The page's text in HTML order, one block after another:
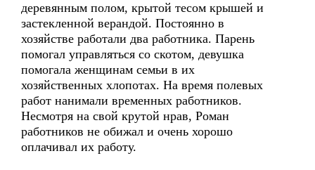
деревянным полом, крытой тесом крышей и
застекленной верандой. Постоянно в
хозяйстве работали два работника. Парень
помогал управляться со скотом, девушка
помогала женщинам семьи в их
хозяйственных хлопотах. На время полевых
работ нанимали временных работников.
Несмотря на свой крутой нрав, Роман
работников не обижал и очень хорошо
оплачивал их работу.